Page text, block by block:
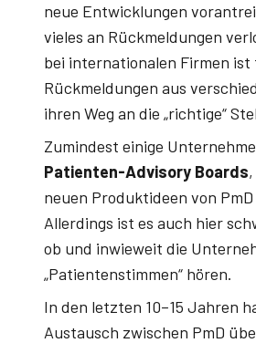
neue Entwicklungen
vieles an Rückmeldungen
bei internationalen Firmen ist
Rückmeldungen aus
ihren Weg an die „richtige“
Zumindest einige
Patienten-Advisory Boards
neuen Produktideen von
Allerdings ist es auch hier
ob und inwieweit die
„Patientenstimmen“ hören.
In den letzten 10–15 Jahren
Austausch zwischen PmD